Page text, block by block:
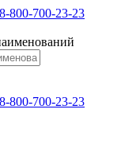
8-800-700-23-23
8-800-700-23-23